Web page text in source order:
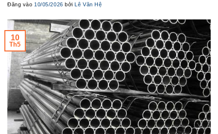
Đăng vào 10/05/2026 bởi Lê Văn Hệ
10
Th5